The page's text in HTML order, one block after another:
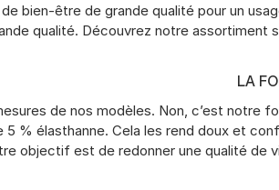
bien-être de grande qualité pour un
qualité. Découvrez notre assortiment
LA
de nos modèles. Non, c’est notre
5 % élasthanne. Cela les rend doux et
objectif est de redonner une qualité de